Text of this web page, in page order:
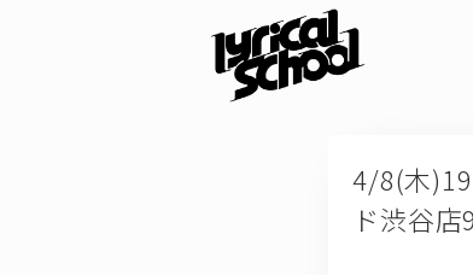
4/8(木
ド渋谷店